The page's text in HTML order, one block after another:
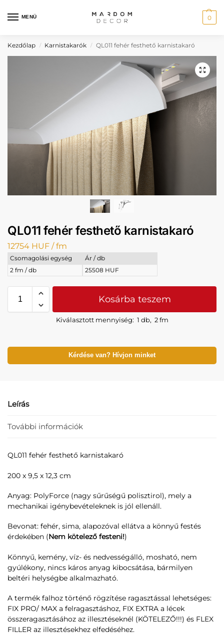
MENÜ 0
Kezdőlap / Karnistakarók / QL011 fehér festhető karnistakaró
QL011 fehér festhető karnistakaró
12754 HUF / fm
Csomagolási egység
Ár / db
2 fm / db
25508 HUF
Kosárba teszem
Kiválasztott mennyiség: 1 db, 2 fm
Kérdése van? Hívjon minket
Leírás
További információk
QL011 fehér festhető karnistakaró
200 x 9,5 x 12,3 cm
Anyag: PolyForce (nagy sűrűségű polisztirol), mely a
mechanikai igénybevételeknek is jól ellenáll.
Bevonat: fehér, sima, alapozóval ellátva a könnyű festés
érdekében (Nem kötelező festeni!)
Könnyű, kemény, víz- és nedvességálló, mosható, nem
gyúlékony, nincs káros anyag kibocsátása, bármilyen
beltéri helységbe alkalmazható.
A termék falhoz történő rögzítése ragasztással lehetséges:
FIX PRO/ MAX a felragasztáshoz, FIX EXTRA a lécek
összeragasztásához az illesztéseknél (KÖTELEZŐ!!!) és FLEX
FILLER az illesztésekhez elfedéséhez.